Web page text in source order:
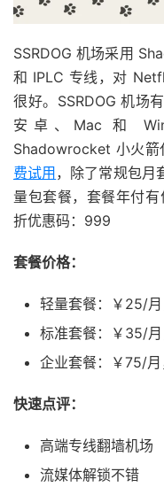
SSRDOG 机场采用
和 IPLC 专线，对
很好。SSRDOG 机场
安卓、Mac 和
Shadowrocket 小火箭
费试用 ，除了常规包月
量包套餐，套餐年付
折优惠码：999
套餐价格：
轻量套餐：￥25/
标准套餐：￥35/
企业套餐：￥75/
快速点评：
高端专线翻墙机场
流媒体解锁不错